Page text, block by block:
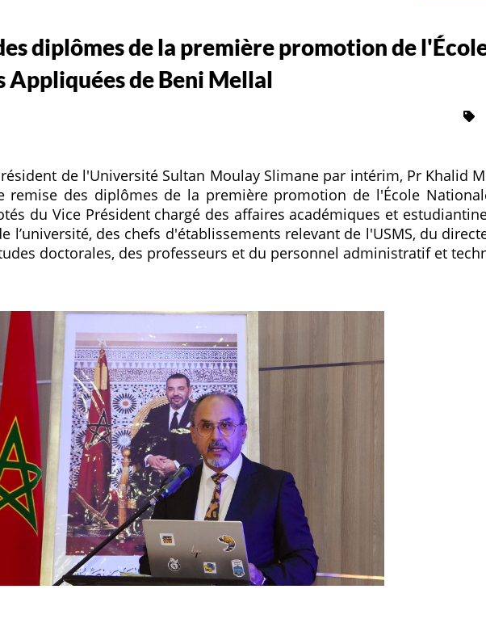
diplômes de la première promotion de
Appliquées de Beni Mellal
de l'Université Sultan Moulay Slimane par intérim, Pr Khalid
remise des diplômes de la première promotion de l'École
du Vice Président chargé des affaires académiques et
l’université, des chefs d'établissements relevant de l'USMS, du
doctorales, des professeurs et du personnel administratif et